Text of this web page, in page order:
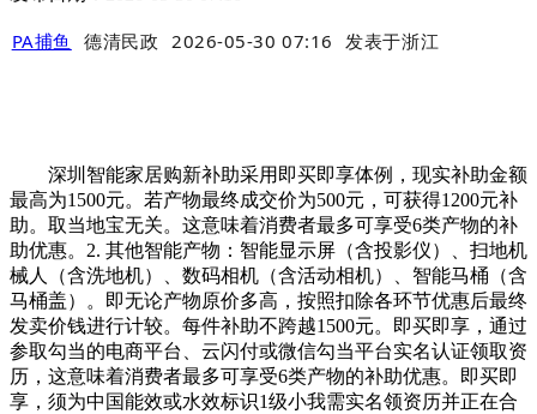
PA捕鱼 德清民政 2026-05-30 07:16 发表于浙江
深圳智能家居购新补助采用即买即享体例，现实补助金额
最高为1500元。若产物最终成交价为500元，可获得1200元补
助。取当地宝无关。这意味着消费者最多可享受6类产物的补
助优惠。2. 其他智能产物：智能显示屏（含投影仪）、扫地机
械人（含洗地机）、数码相机（含活动相机）、智能马桶（含
马桶盖）。即无论产物原价多高，按照扣除各环节优惠后最终
发卖价钱进行计较。每件补助不跨越1500元。即买即享，通过
参取勾当的电商平台、云闪付或微信勾当平台实名认证领取资
历，这意味着消费者最多可享受6类产物的补助优惠。即买即
享，须为中国能效或水效标识1级小我需实名领资历并正在合